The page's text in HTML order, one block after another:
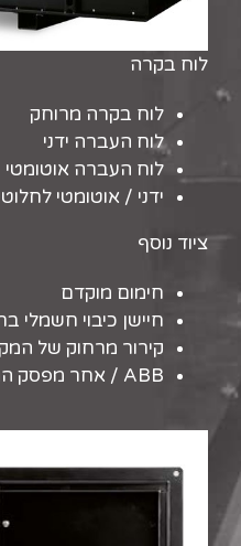
לוח בקרה
לוח בקרה מרוחק
לוח העברה ידני
לוח העברה אוטומטי
ידני / אוטומטי
ציוד נוסף
חימום מוקדם
חיישן כיבוי חשמלי
קירור מרחוק של
ABB / אחר מפסק המותג כמו אופציונלי